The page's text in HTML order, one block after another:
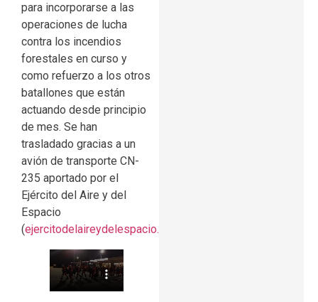
para incorporarse a las
operaciones de lucha
contra los incendios
forestales en curso y
como refuerzo a los otros
batallones que están
actuando desde principio
de mes. Se han
trasladado gracias a un
avión de transporte CN-
235 aportado por el
Ejército del Aire y del
Espacio
(ejercitodelaireydelespacio.defensa.gob.es